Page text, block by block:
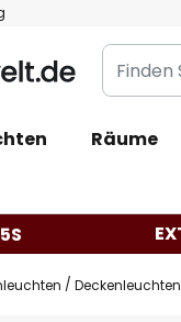
Finden
Sie
Leuchte...
Räume
Deckenleuchten